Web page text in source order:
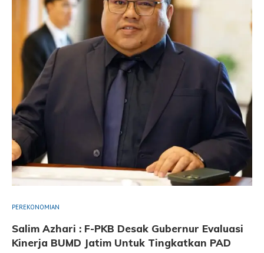
PEREKONOMIAN
Salim Azhari : F-PKB Desak Gubernur Evaluasi
Kinerja BUMD Jatim Untuk Tingkatkan PAD